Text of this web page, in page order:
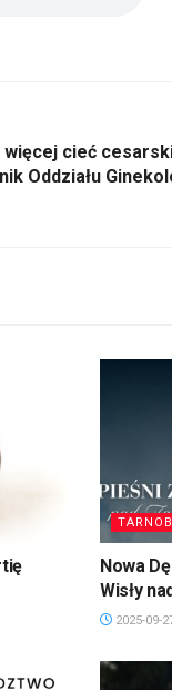
cieć
Oddziału
Nowa
Wisły
2025-09-